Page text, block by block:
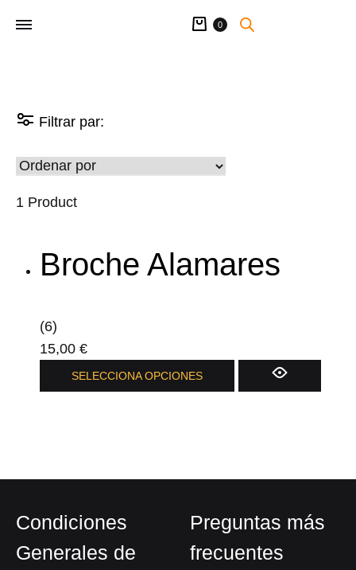
Carrito
0
Filtrar par:
1 Product
Broche Alamares
(6)
15,00 €
SELECCIONA OPCIONES
Condiciones
Generales de
Preguntas más
frecuentes